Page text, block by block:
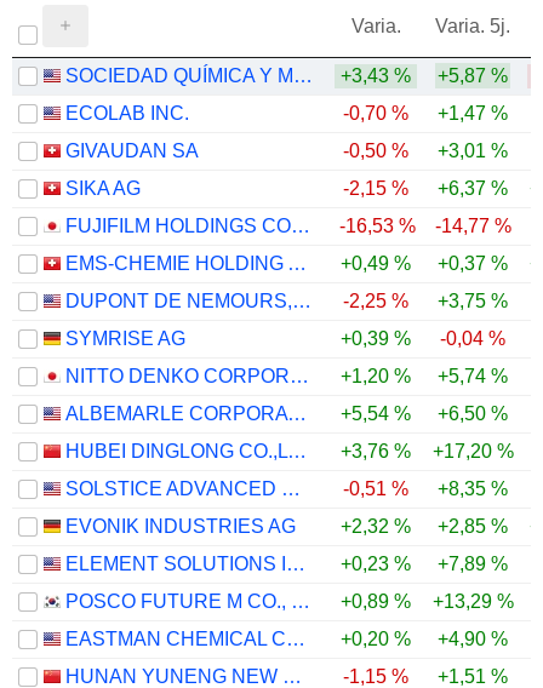
Varia. Varia. 5j.
SOCIEDAD QUÍMICA Y MINERA DE CHILE S.A.
+3,43 % +5,87 %
ECOLAB INC.
-0,70 % +1,47 %
GIVAUDAN SA
-0,50 % +3,01 %
SIKA AG
-2,15 % +6,37 %
FUJIFILM HOLDINGS CORPORATION
-16,53 % -14,77 %
EMS-CHEMIE HOLDING AG
+0,49 % +0,37 %
DUPONT DE NEMOURS, INC.
-2,25 % +3,75 %
SYMRISE AG
+0,39 % -0,04 %
NITTO DENKO CORPORATION
+1,20 % +5,74 %
ALBEMARLE CORPORATION
+5,54 % +6,50 %
HUBEI DINGLONG CO.,LTD.
+3,76 % +17,20 %
SOLSTICE ADVANCED MATERIALS, INC.
-0,51 % +8,35 %
EVONIK INDUSTRIES AG
+2,32 % +2,85 %
ELEMENT SOLUTIONS INC
+0,23 % +7,89 %
POSCO FUTURE M CO., LTD.
+0,89 % +13,29 %
EASTMAN CHEMICAL COMPANY
+0,20 % +4,90 %
HUNAN YUNENG NEW ENERGY BATTERY MATERIAL CO.,LTD.
-1,15 % +1,51 %